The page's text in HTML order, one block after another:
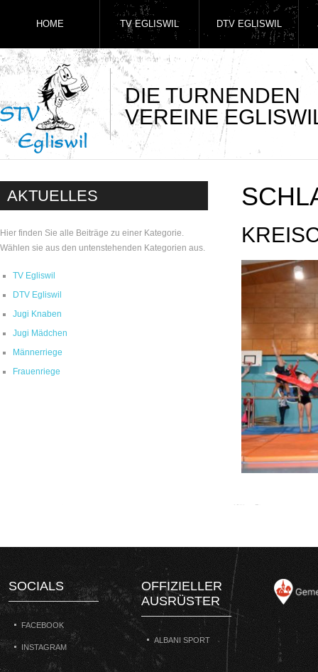
DIE TURNENDEN
VEREINE
HOME TV EGLISWIL DTV EGLISWIL
AKTUELLES
Hier finden Sie alle Beiträge zu einer Kategorie.
Wählen sie aus den untenstehenden Kategorien aus.
TV Egliswil
DTV Egliswil
Jugi Knaben
Jugi Mädchen
Männerriege
Frauenriege
SOCIALS
FACEBOOK
INSTAGRAM
OFFIZIELLER
AUSRÜSTER
ALBANI SPORT